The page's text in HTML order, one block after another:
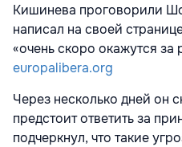
Кишинева проговорили
написал на своей
«очень скоро окажутся за
europalibera.org
Через несколько дней он
предстоит ответить за
подчеркнул, что такие